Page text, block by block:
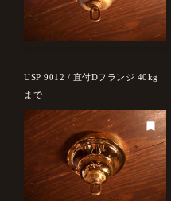
USP 9012 / 直付Dフランジ 40kg
まで